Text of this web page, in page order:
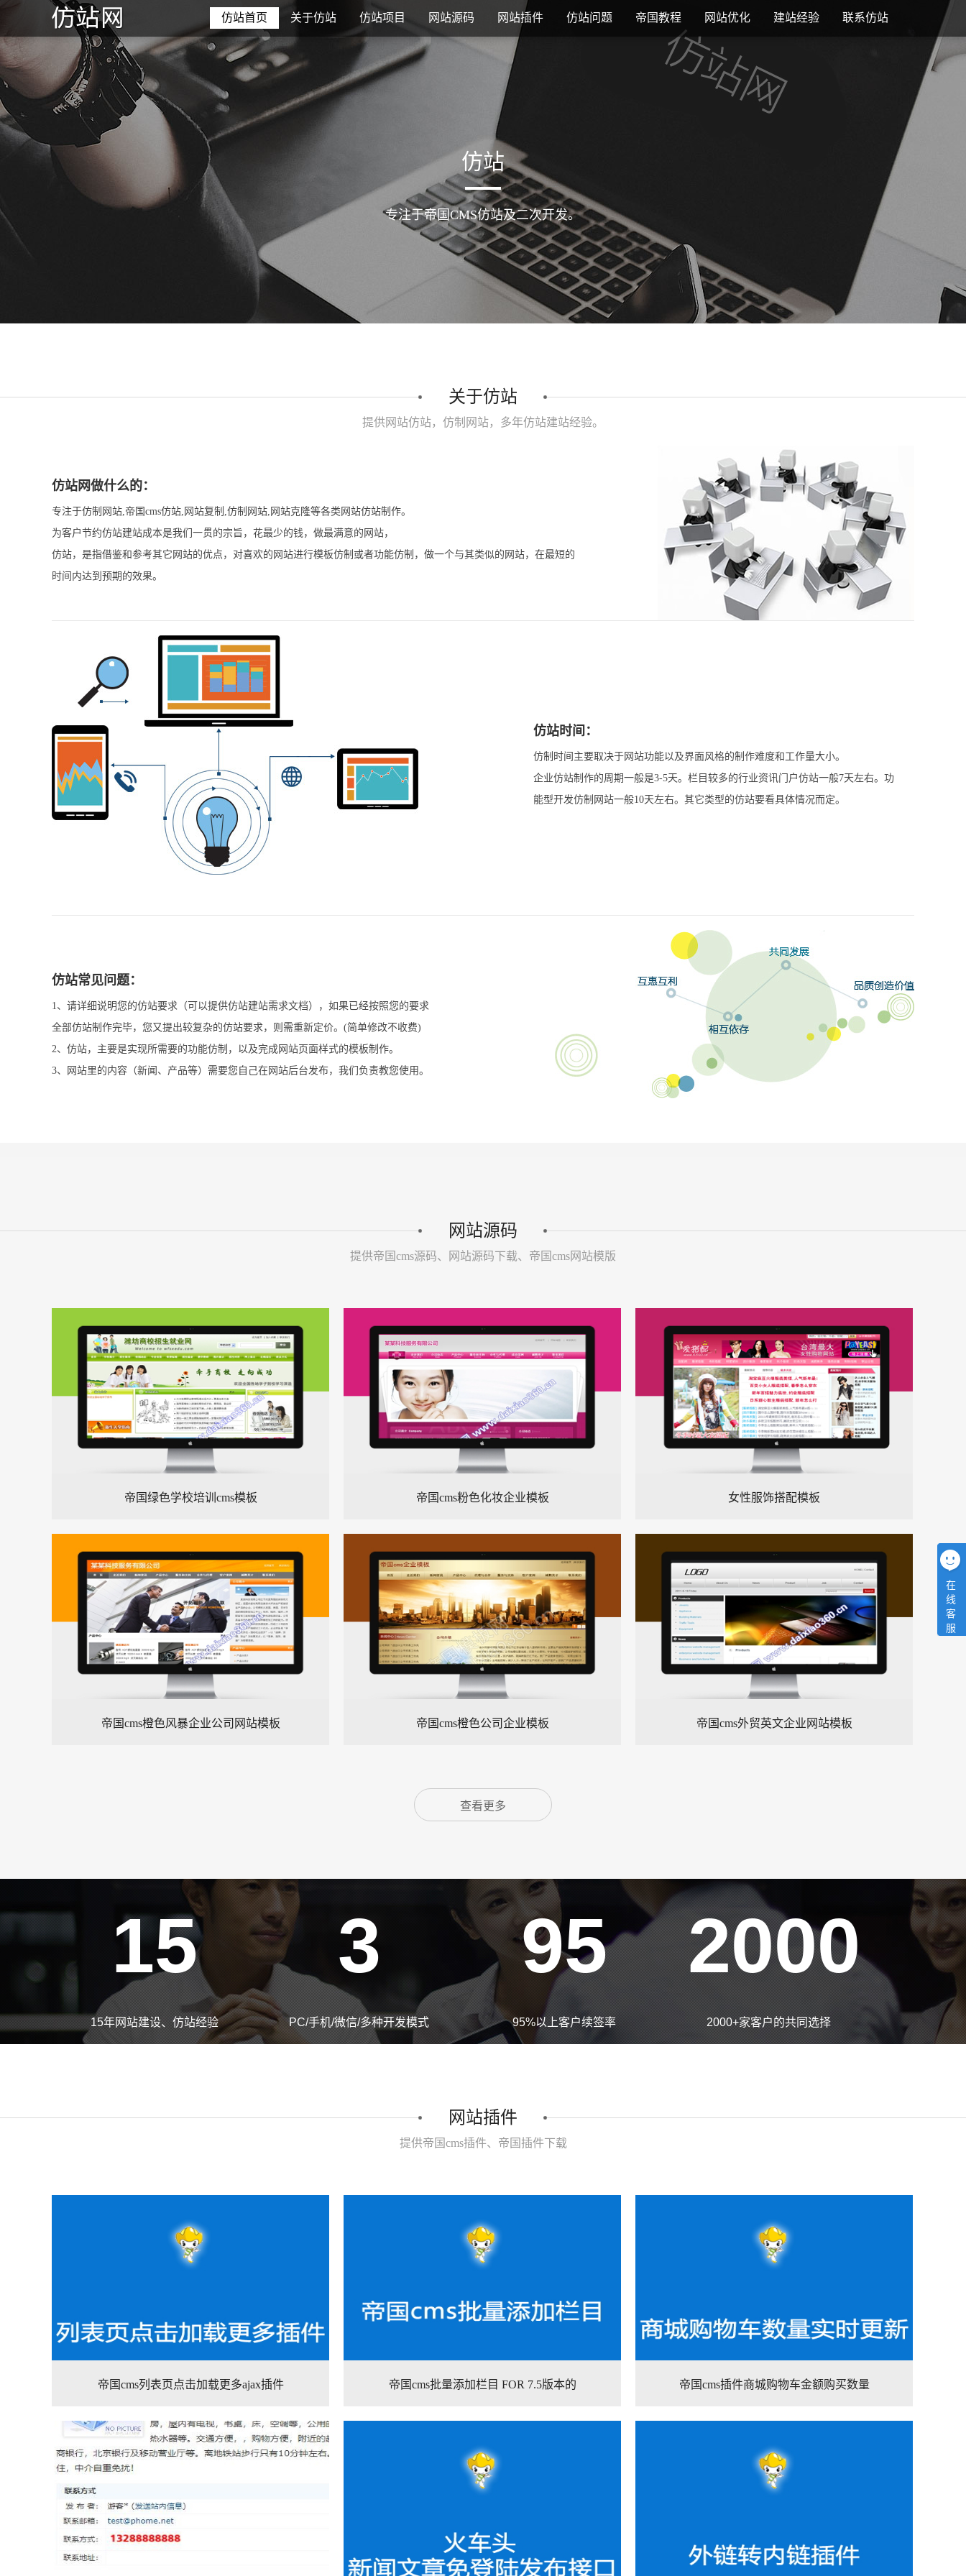
仿站首页 关于仿站 仿站项目 网站源码 网站插件 仿站问题 帝国教程 网站优化 建站经验 联系仿站
仿站
专注于帝国CMS仿站及二次开发。
关于仿站
提供网站仿站，仿制网站，多年仿站建站经验。
仿站网做什么的：
专注于仿制网站,帝国cms仿站,网站复制,仿制网站,网站克隆等各类网站仿站制作。
为客户节约仿站建站成本是我们一贯的宗旨，花最少的钱，做最满意的网站，
仿站，是指借鉴和参考其它网站的优点，对喜欢的网站进行模板仿制或者功能仿制，做一个与其类似的网站，在最短的
时间内达到预期的效果。
仿站时间：
仿制时间主要取决于网站功能以及界面风格的制作难度和工作量大小。
企业仿站制作的周期一般是3-5天。栏目较多的行业资讯门户仿站一般7天左右。功
能型开发仿制网站一般10天左右。其它类型的仿站要看具体情况而定。
仿站常见问题：
1、请详细说明您的仿站要求（可以提供仿站建站需求文档），如果已经按照您的要求
全部仿站制作完毕，您又提出较复杂的仿站要求，则需重新定价。(简单修改不收费)
2、仿站，主要是实现所需要的功能仿制，以及完成网站页面样式的模板制作。
3、网站里的内容（新闻、产品等）需要您自己在网站后台发布，我们负责教您使用。
网站源码
提供帝国cms源码、网站源码下载、帝国cms网站模版
帝国绿色学校培训cms模板 帝国cms粉色化妆企业模板 女性服饰搭配模板
帝国cms橙色风暴企业公司网站模板 帝国cms橙色公司企业模板 帝国cms外贸英文企业网站模板
查看更多
15
15年网站建设、仿站经验
3
PC/手机/微信/多种开发模式
95
95%以上客户续签率
2000
2000+家客户的共同选择
网站插件
提供帝国cms插件、帝国插件下载
帝国cms列表页点击加载更多ajax插件 帝国cms批量添加栏目 FOR 7.5版本的 帝国cms插件商城购物车金额购买数量
在
线
客
服